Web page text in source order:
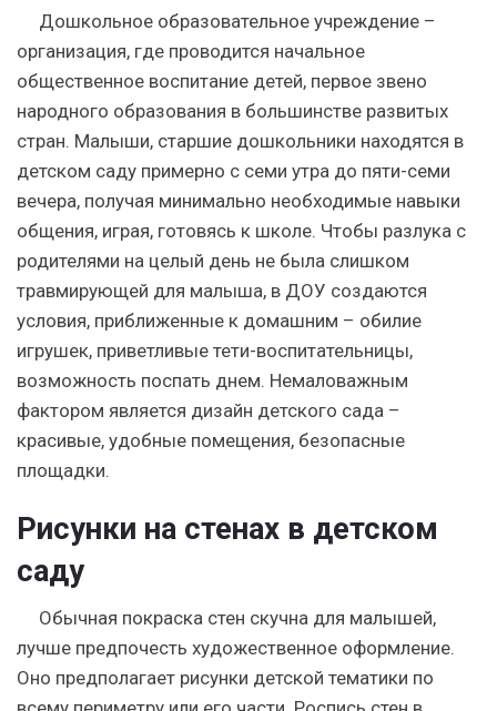
Дошкольное образовательное учреждение –
организация, где проводится начальное
общественное воспитание детей, первое звено
народного образования в большинстве развитых
стран. Малыши, старшие дошкольники находятся в
детском саду примерно с семи утра до пяти-семи
вечера, получая минимально необходимые навыки
общения, играя, готовясь к школе. Чтобы разлука с
родителями на целый день не была слишком
травмирующей для малыша, в ДОУ создаются
условия, приближенные к домашним – обилие
игрушек, приветливые тети-воспитательницы,
возможность поспать днем. Немаловажным
фактором является дизайн детского сада –
красивые, удобные помещения, безопасные
площадки.
Рисунки на стенах в детском
саду
Обычная покраска стен скучна для малышей,
лучше предпочесть художественное оформление.
Оно предполагает рисунки детской тематики по